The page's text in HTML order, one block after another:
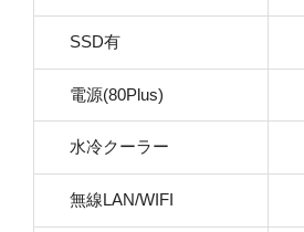
SSD有
電源(80Plus)
水冷クーラー
無線LAN/WIFI